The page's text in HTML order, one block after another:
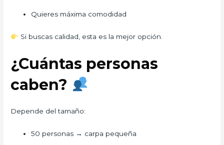
Quieres máxima comodidad
Si buscas calidad, esta es la mejor opción.
¿Cuántas personas
caben?
Depende del tamaño:
50 personas → carpa pequeña